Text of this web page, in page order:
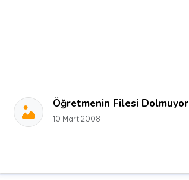
Öğretmenin Filesi Dolmuyor
10 Mart 2008